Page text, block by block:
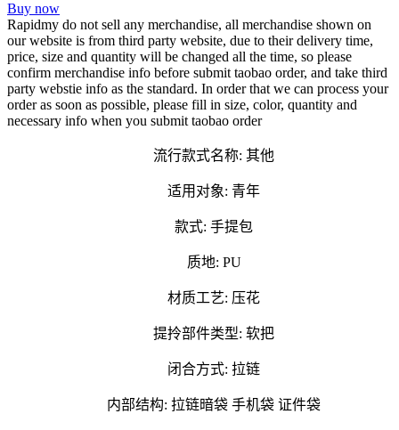
Buy now
Rapidmy do not sell any merchandise, all merchandise shown on
our website is from third party website, due to their delivery time,
price, size and quantity will be changed all the time, so please
confirm merchandise info before submit taobao order, and take third
party webstie info as the standard. In order that we can process your
order as soon as possible, please fill in size, color, quantity and
necessary info when you submit taobao order
流行款式名称: 其他
适用对象: 青年
款式: 手提包
质地: PU
材质工艺: 压花
提拎部件类型: 软把
闭合方式: 拉链
内部结构: 拉链暗袋 手机袋 证件袋